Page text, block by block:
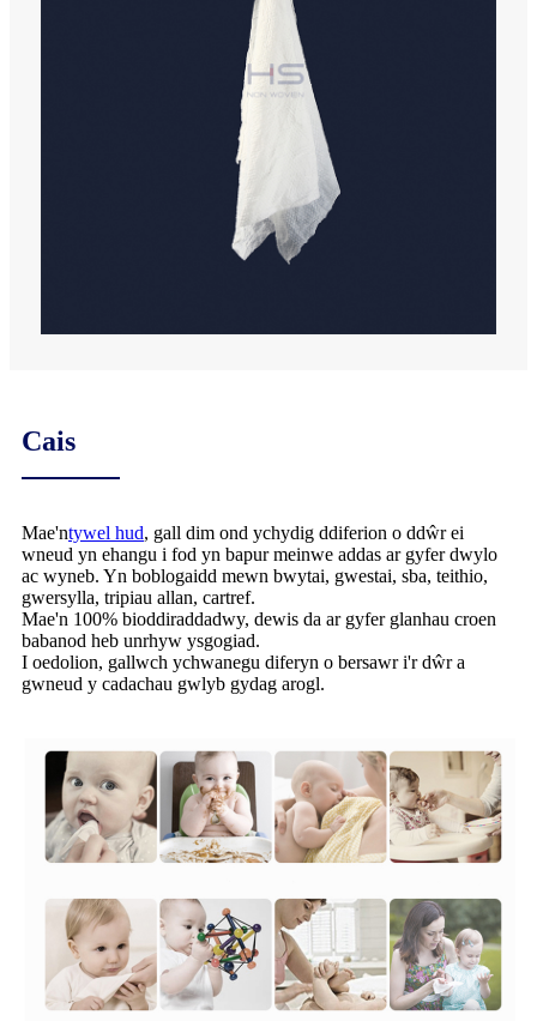
Cais
Mae'ntywel hud, gall dim ond ychydig ddiferion o ddŵr ei
wneud yn ehangu i fod yn bapur meinwe addas ar gyfer dwylo
ac wyneb. Yn boblogaidd mewn bwytai, gwestai, sba, teithio,
gwersylla, tripiau allan, cartref.
Mae'n 100% bioddiraddadwy, dewis da ar gyfer glanhau croen
babanod heb unrhyw ysgogiad.
I oedolion, gallwch ychwanegu diferyn o bersawr i'r dŵr a
gwneud y cadachau gwlyb gydag arogl.